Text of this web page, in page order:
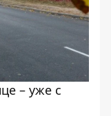
– уже с